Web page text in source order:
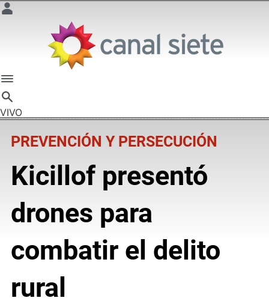
VIVO
PREVENCIÓN Y PERSECUCIÓN
Kicillof presentó
drones para
combatir el delito
rural